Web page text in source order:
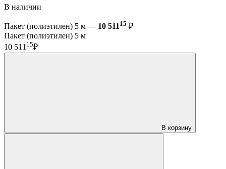
В наличии
Пакет (полиэтилен) 5 м — 10 51115 ₽
Пакет (полиэтилен) 5 м
10 51115₽
В корзину